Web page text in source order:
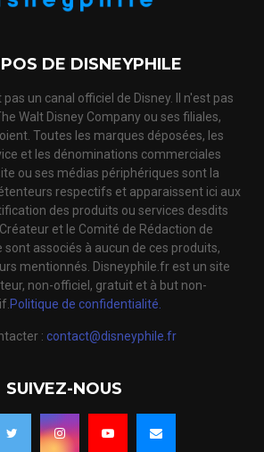
DE DISNEYPHILE
un canal officiel de Disney. Il n'est pas
Walt Disney Company ou ses filiales,
Toutes les marques déposées, les
et les dénominations commerciales
ou ses médias périphériques sont la
respectifs et apparaissent ici aux
des produits ou services desdits
et le Comité de Rédaction de
sont associés à aucun de ces produits,
mentionnés. Disneyphile.fr est un site
non-officiel, gratuit et à but non-
Politique de confidentialité.
: contact@disneyphile.fr
SUIVEZ-NOUS